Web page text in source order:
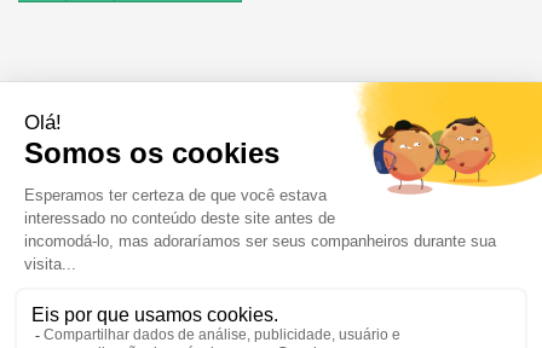
OFERTAS DE EMPREGO
NOTÍCIAS E CONSELHOS